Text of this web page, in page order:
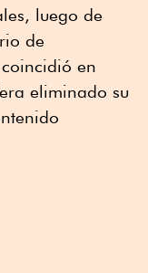
luego de
de
en
eliminado su